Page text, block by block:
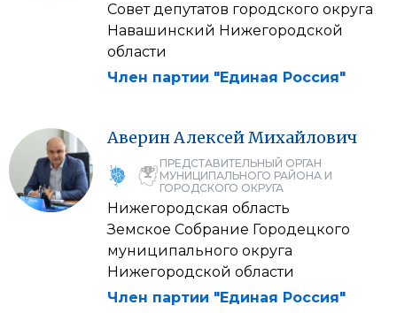
Совет депутатов городского округа
Навашинский Нижегородской
области
Член партии "Единая Россия"
АверинАлексейМихайлович
ПРЕДСТАВИТЕЛЬНЫЙ ОРГАН
МУНИЦИПАЛЬНОГО РАЙОНА И
ГОРОДСКОГО ОКРУГА
Нижегородская область
Земское Собрание Городецкого
муниципального округа
Нижегородской области
Член партии "Единая Россия"